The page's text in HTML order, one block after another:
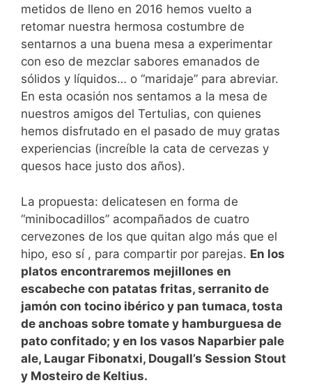
metidos de lleno en 2016 hemos vuelto a
retomar nuestra hermosa costumbre de
sentarnos a una buena mesa a experimentar
con eso de mezclar sabores emanados de
sólidos y líquidos… o “maridaje” para abreviar.
En esta ocasión nos sentamos a la mesa de
nuestros amigos del Tertulias, con quienes
hemos disfrutado en el pasado de muy gratas
experiencias (increíble la cata de cervezas y
quesos hace justo dos años).
La propuesta: delicatesen en forma de
“minibocadillos” acompañados de cuatro
cervezones de los que quitan algo más que el
hipo, eso sí , para compartir por parejas. En los
platos encontraremos mejillones en
escabeche con patatas fritas, serranito de
jamón con tocino ibérico y pan tumaca, tosta
de anchoas sobre tomate y hamburguesa de
pato confitado; y en los vasos Naparbier pale
ale, Laugar Fibonatxi, Dougall’s Session Stout
y Mosteiro de Keltius.